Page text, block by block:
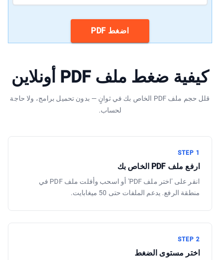
اضغط PDF
كيفية ضغط ملف PDF أونلاين
قلل حجم ملف PDF الخاص بك في ثوانٍ — بدون تحميل برامج، ولا حاجة
لحساب.
STEP
ارفع ملف PDF الخاص بك
انقر على 'اختر ملف PDF' أو اسحب وأفلت ملف PDF في
منطقة الرفع. يدعم الملفات حتى 50 ميغابايت.
STEP
اختر مستوى الضغط